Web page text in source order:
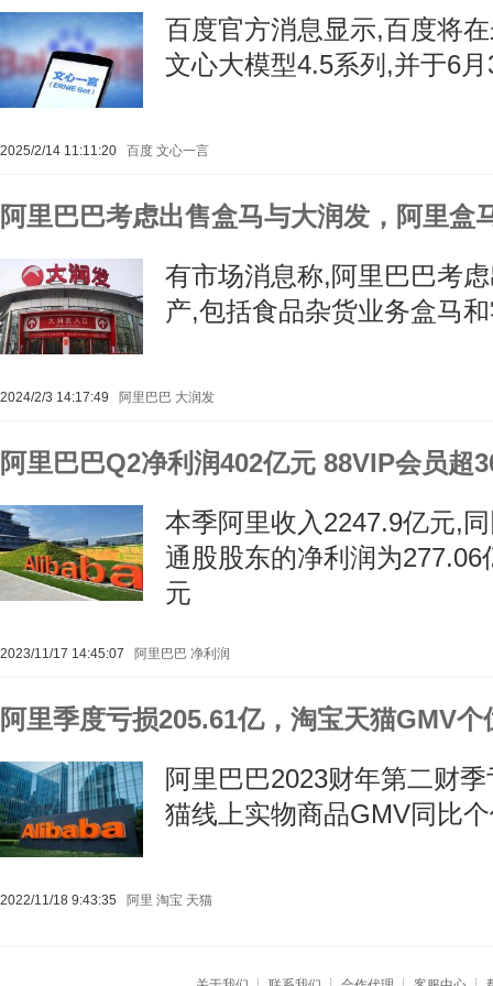
百度官方消息显示,百度将
文心大模型4.5系列,并于6
2025/2/14 11:11:20 百度 文心一言
阿里巴巴考虑出售盒马与大润发，阿里盒
有市场消息称,阿里巴巴考
产,包括食品杂货业务盒马
2024/2/3 14:17:49 阿里巴巴 大润发
阿里巴巴Q2净利润402亿元 88VIP会员超
本季阿里收入2247.9亿元,
通股股东的净利润为
元
2023/11/17 14:45:07 阿里巴巴 净利润
阿里季度亏损205.61亿，淘宝天猫GMV个
阿里巴巴2023财年第二财
猫线上实物商品GMV同比
2022/11/18 9:43:35 阿里 淘宝 天猫